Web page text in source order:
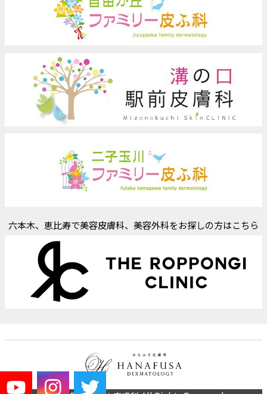
六本木、恵比寿で美容皮膚科、美容外科をお探しの方はこちら